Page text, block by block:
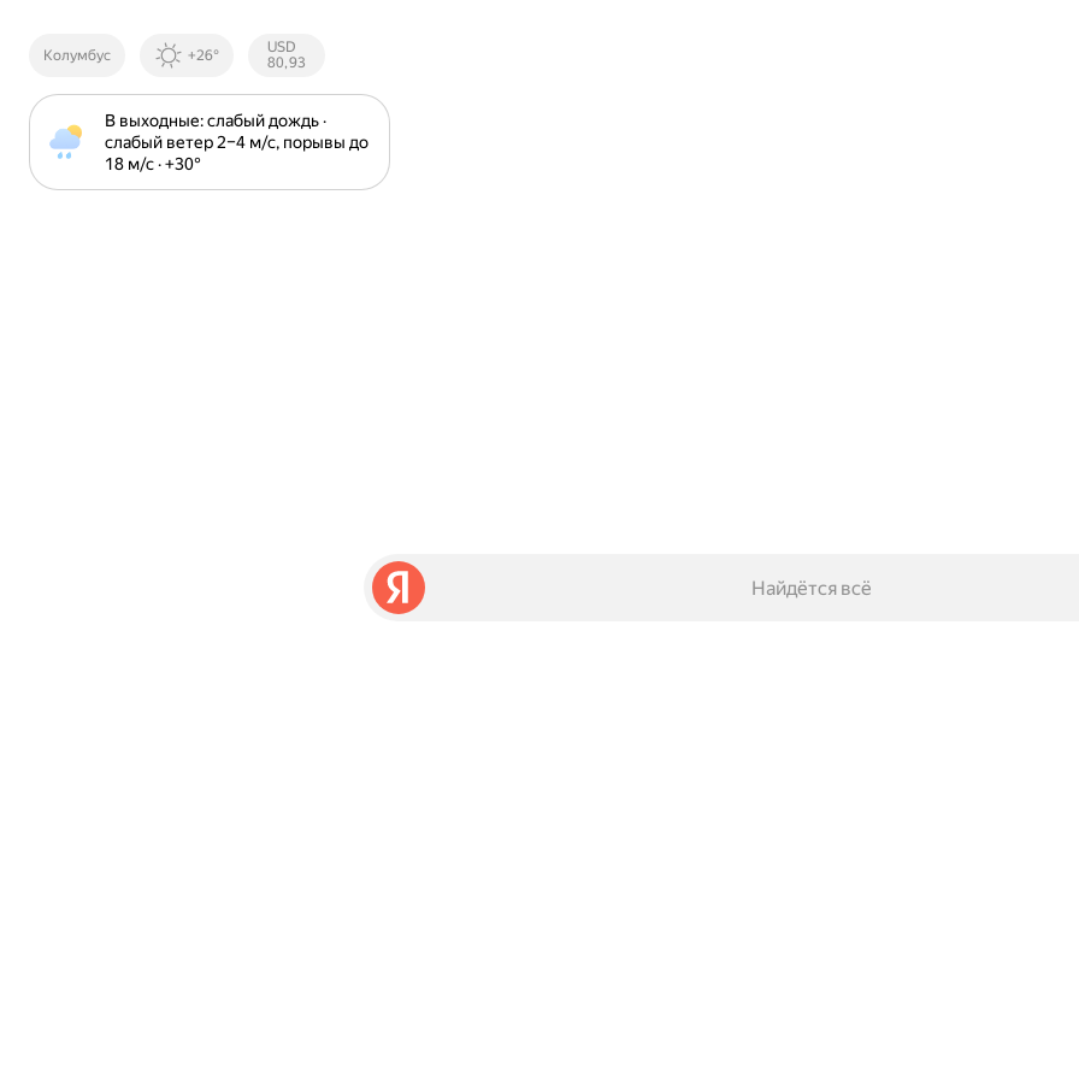
Колумбус +26°
Курсы ЦБ
РФ
USD
80,93
В выходные: слабый дождь ·
слабый ветер 2⁠–⁠4 м⁠/⁠с, порывы до
18 м⁠/⁠с · +30⁠°